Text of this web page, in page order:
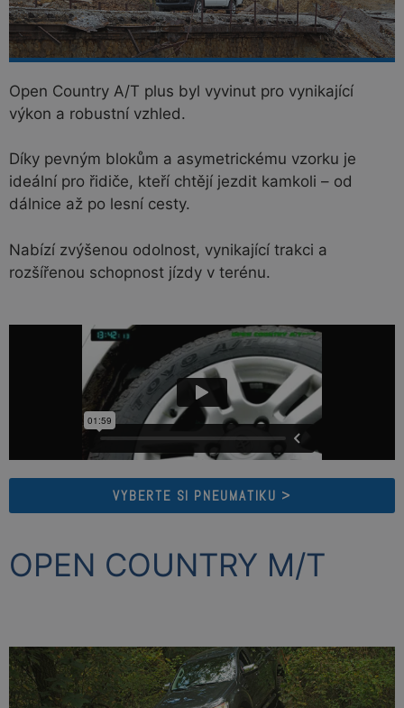
Open Country A/T plus byl vyvinut pro vynikající
výkon a robustní vzhled.
Díky pevným blokům a asymetrickému vzorku je
ideální pro řidiče, kteří chtějí jezdit kamkoli – od
dálnice až po lesní cesty.
Nabízí zvýšenou odolnost, vynikající trakci a
rozšířenou schopnost jízdy v terénu.
VYBERTE SI PNEUMATIKU >
OPEN COUNTRY M/T